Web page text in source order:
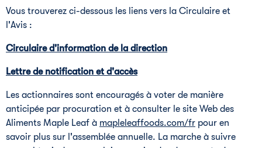
Vous trouverez ci-dessous les liens vers la Circulaire et
l'Avis :
Circulaire d'information de la direction
Lettre denotification et d'accès
Les actionnaires sont encouragés à voter de manière
anticipée par procuration et à consulter le site Web des
Aliments Maple Leaf à mapleleaffoods.com/fr pour en
savoir plus sur l'assemblée annuelle. La marche à suivre